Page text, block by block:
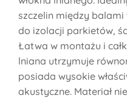
szczelin między
do izolacji parkietów,
Łatwa w montażu i
lniana utrzymuje
posiada wysokie
akustyczne. Materiał